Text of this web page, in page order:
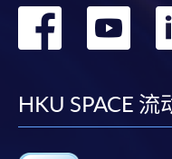
转 转
HKU SPACE